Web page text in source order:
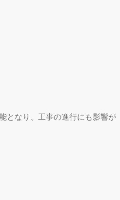
となり、工事の進行にも影響が